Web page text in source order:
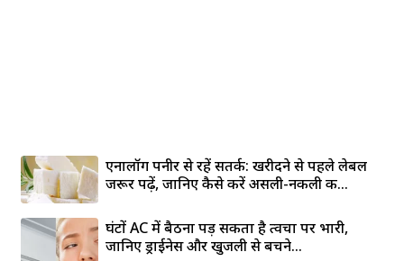
एनालॉग पनीर से रहें सतर्क: खरीदने से पहले लेबल
जरूर पढ़ें, जानिए कैसे करें असली-नकली की...
घंटों AC में बैठना पड़ सकता है त्वचा पर भारी,
जानिए ड्राईनेस और खुजली से बचने...